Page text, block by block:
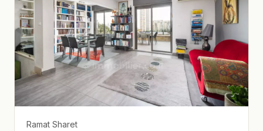
Ramat Sharet